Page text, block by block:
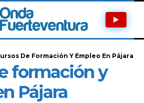
De Formación Y Empleo En Pájara
formación y
Pájara